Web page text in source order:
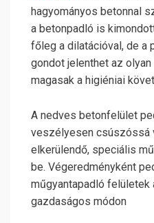
hagyományos betonnal
a betonpadló is
főleg a dilatációval, de a
gondot jelenthet az olyan
magasak a higiéniai
A nedves betonfelület
veszélyesen csúszóssá
elkerülendő, speciális
be. Végeredményként
műgyantapadló felületek
gazdaságos módon